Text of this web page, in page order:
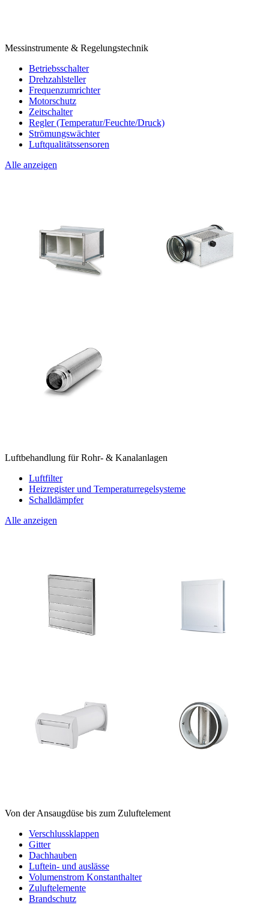
Messinstrumente & Regelungstechnik
Betriebsschalter
Drehzahlsteller
Frequenzumrichter
Motorschutz
Zeitschalter
Regler (Temperatur/Feuchte/Druck)
Strömungswächter
Luftqualitätssensoren
Alle anzeigen
Luftbehandlung für Rohr- & Kanalanlagen
Luftfilter
Heizregister und Temperaturregelsysteme
Schalldämpfer
Alle anzeigen
Von der Ansaugdüse bis zum Zuluftelement
Verschlussklappen
Gitter
Dachhauben
Luftein- und auslässe
Volumenstrom Konstanthalter
Zuluftelemente
Brandschutz